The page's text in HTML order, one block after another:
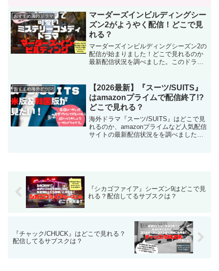
や新たに加わるキャスト情報、さらにシ
ーズン3で降板してしまったキャストなど
もまとめています。
おすすめ海外ドラマ
マーダーズインビルディングシー
ズン2がようやく配信！どこで見
れる？
マーダーズインビルディングシーズン2の
配信が始まりました！どこで見れるのか
最新配信状況を調べました。このドラマ
ィンショート）、そしていまどきの若者
（セレーナゴメス）が協力してマンショ
ン内で起きた死亡事件の謎に迫るミステ
リーコメディドラマです。
おすすめ海外ドラマ
【2026最新】『スーツ/SUITS』
はamazonプライムで配信終了!?
どこで見れる？
海外ドラマ『スーツ/SUITS』はどこで見
れるのか、amazonプライムなど人気配信
サイトの最新配信状況をを調べました。
配信状況と一番お得に見れる方法、みど
ころやキャスト情報、ハーヴィをご紹介
『シカゴファイア』シーズン9はどこで見
れる？配信してるサブスクは？
『チャック/CHUCK』はどこで見れる？
配信してるサブスクは？